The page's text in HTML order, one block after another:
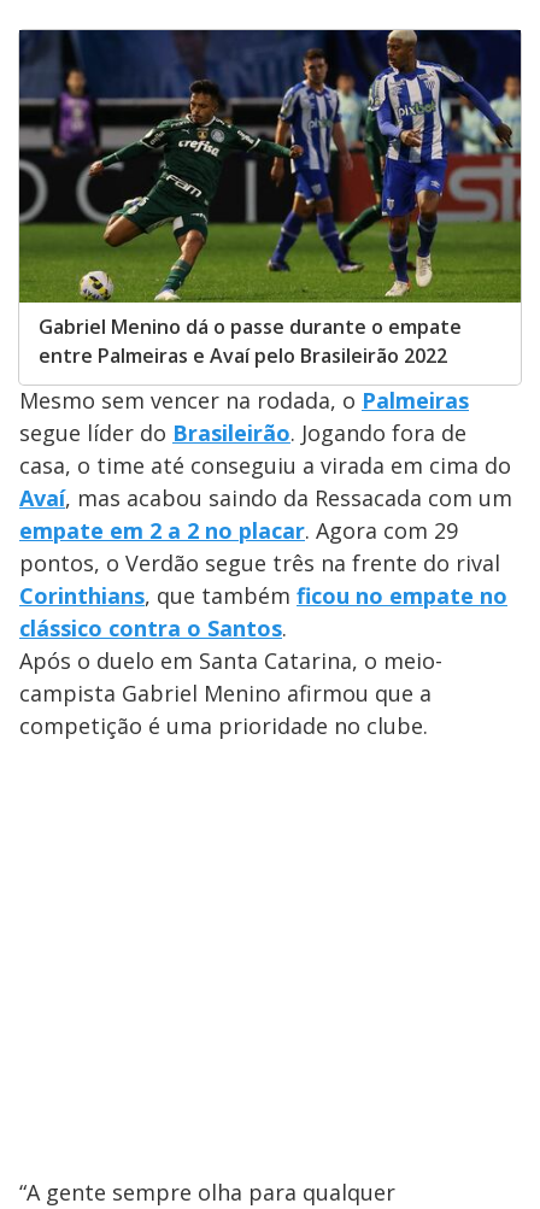
Gabriel Menino dá o passe durante o empate
entre Palmeiras e Avaí pelo Brasileirão 2022
Mesmo sem vencer na rodada, o Palmeiras
segue líder do Brasileirão. Jogando fora de
casa, o time até conseguiu a virada em cima do
Avaí, mas acabou saindo da Ressacada com um
empate em 2 a 2 no placar. Agora com 29
pontos, o Verdão segue três na frente do rival
Corinthians, que também ficou no empate no
clássico contra o Santos.
Após o duelo em Santa Catarina, o meio-
campista Gabriel Menino afirmou que a
competição é uma prioridade no clube.
“A gente sempre olha para qualquer